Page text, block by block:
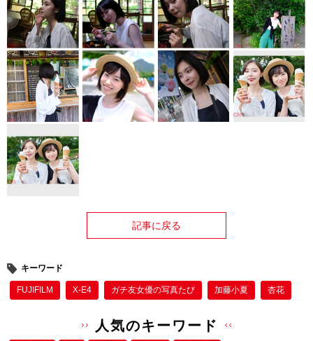
記事に戻る
キーワード
FUJIFILM X-E4 ガチ友女優の写真たび 加藤小夏 杏花
人気のキーワード